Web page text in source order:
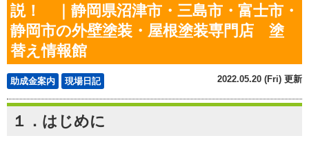
説！ ｜静岡県沼津市・三島市・富士市・
静岡市の外壁塗装・屋根塗装専門店 塗
替え情報館
助成金案内 現場日記 2022.05.20 (Fri) 更新
１．はじめに